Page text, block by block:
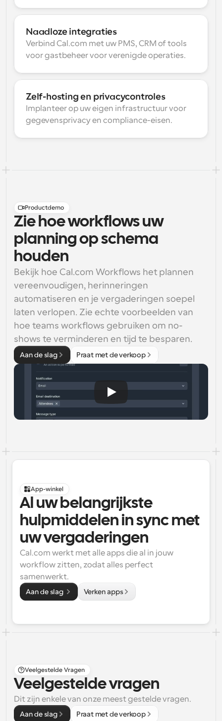
Naadloze integraties
Verbind Cal.com met uw PMS, CRM of tools
voor gastbeheer voor verenigde operaties.
Zelf-hosting en privacycontroles
Implanteer op uw eigen infrastructuur voor
gegevensprivacy en compliance-eisen.
Productdemo
Zie hoe workflows uw
planning op schema
houden
Bekijk hoe Cal.com Workflows het plannen
vereenvoudigen, herinneringen
automatiseren en je vergaderingen soepel
laten verlopen. Zie echte voorbeelden van
hoe teams workflows gebruiken om no-
shows te verminderen en tijd te besparen.
Aan de slag Praat met de verkoop
App-winkel
Al uw belangrijkste
hulpmiddelen in sync met
uw vergaderingen
Cal.com werkt met alle apps die al in jouw
workflow zitten, zodat alles perfect
samenwerkt.
Aan de slag Verken apps
Veelgestelde Vragen
Veelgestelde vragen
Dit zijn enkele van onze meest gestelde vragen.
Aan de slag Praat met de verkoop